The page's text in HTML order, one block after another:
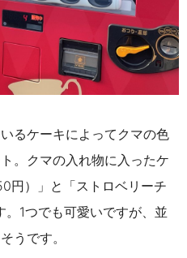
るケーキによってクマの色
。クマの入れ物に入ったケ
円）」と「ストロベリーチ
1つでも可愛いですが、並
うです。